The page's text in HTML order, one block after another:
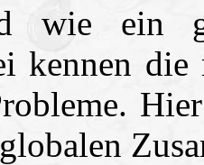
wie ein
kennen